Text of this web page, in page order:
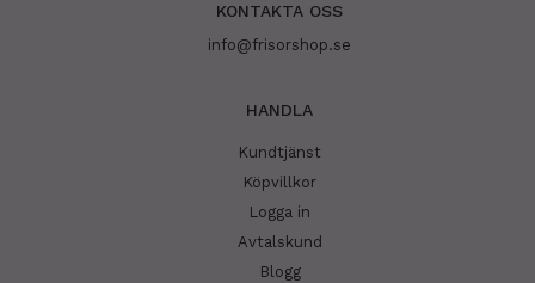
KONTAKTA OSS
info@frisorshop.se
HANDLA
Kundtjänst
Köpvillkor
Logga in
Avtalskund
Blogg